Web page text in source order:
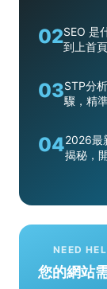
02SEO 是
到上首
03STP分
驟，精
042026最
揭秘，
NEED
您的網站